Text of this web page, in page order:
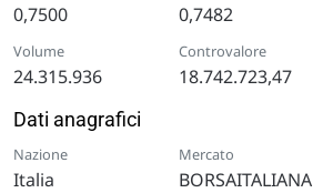
0,7500 0,7482
Volume
24.315.936
Controvalore
18.742.723,47
Dati anagrafici
Nazione
Italia
Mercato
BORSAITALIANA